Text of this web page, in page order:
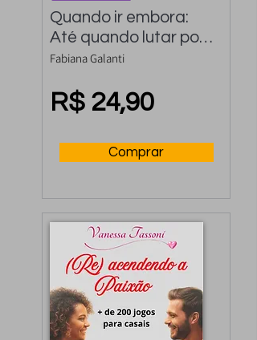
Quando ir embora:
Até quando lutar por
um relacionamento
Fabiana Galanti
R$ 24,90
Comprar